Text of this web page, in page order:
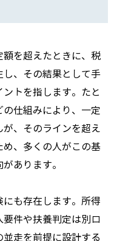
額を超えたときに、税
、その結果として手
トを指します。たと
仕組みにより、一定
、そのラインを超え
、多くの人がこの基
あります。
も存在します。所得
件や扶養判定は別ロ
走を前提に設計する